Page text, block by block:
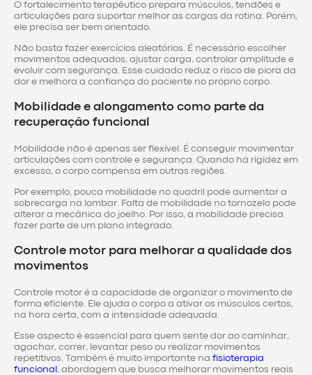
O fortalecimento terapêutico prepara músculos, tendões e
articulações para suportar melhor as cargas da rotina. Porém,
ele precisa ser bem orientado.
Não basta fazer exercícios aleatórios. É necessário escolher
movimentos adequados, ajustar carga, controlar amplitude e
evoluir com segurança. Esse cuidado reduz o risco de piora da
dor e melhora a confiança do paciente no próprio corpo.
Mobilidade e alongamento como parte da
recuperação funcional
Mobilidade não é apenas ser flexível. É conseguir movimentar
articulações com controle e segurança. Quando há rigidez em
excesso, o corpo compensa em outras regiões.
Por exemplo, pouca mobilidade no quadril pode aumentar a
sobrecarga na lombar. Falta de mobilidade no tornozelo pode
alterar a mecânica do joelho. Por isso, a mobilidade precisa
fazer parte de um plano integrado.
Controle motor para melhorar a qualidade dos
movimentos
Controle motor é a capacidade de organizar o movimento de
forma eficiente. Ele ajuda o corpo a ativar os músculos certos,
na hora certa, com a intensidade adequada.
Esse aspecto é essencial para quem sente dor ao caminhar,
agachar, correr, levantar peso ou realizar movimentos
repetitivos. Também é muito importante na fisioterapia
funcional , abordagem que busca melhorar movimentos reais